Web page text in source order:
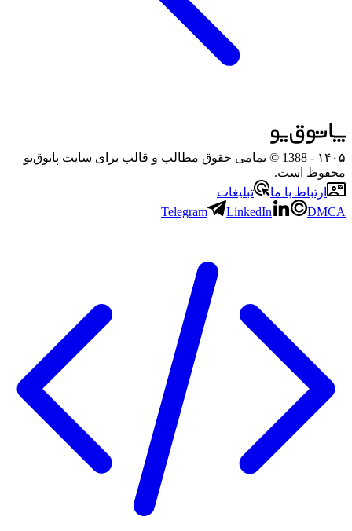
۱۴۰۵
- 1388 © تمامی حقوق مطالب و قالب برای سایت پاتوق‌یو
محفوظ است.
ارتباط با ما
تبلیغات
Telegram
LinkedIn DMCA